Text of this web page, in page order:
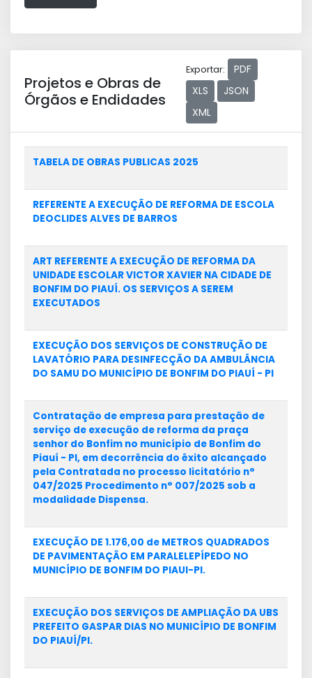
Projetos e Obras de
Órgãos e Endidades
Exportar:
PDF
XLS
JSON
XML
TABELA DE OBRAS PUBLICAS 2025
REFERENTE A EXECUÇÃO DE REFORMA DE ESCOLA
DEOCLIDES ALVES DE BARROS
ART REFERENTE A EXECUÇÃO DE REFORMA DA
UNIDADE ESCOLAR VICTOR XAVIER NA CIDADE DE
BONFIM DO PIAUÍ. OS SERVIÇOS A SEREM
EXECUTADOS
EXECUÇÃO DOS SERVIÇOS DE CONSTRUÇÃO DE
LAVATÓRIO PARA DESINFECÇÃO DA AMBULÂNCIA
DO SAMU DO MUNICÍPIO DE BONFIM DO PIAUÍ - PI
Contratação de empresa para prestação de
serviço de execução de reforma da praça
senhor do Bonfim no município de Bonfim do
Piauí - PI, em decorrência do êxito alcançado
pela Contratada no processo licitatório n°
047/2025 Procedimento n° 007/2025 sob a
modalidade Dispensa.
EXECUÇÃO DE 1.176,00 de METROS QUADRADOS
DE PAVIMENTAÇÃO EM PARALELEPÍPEDO NO
MUNICÍPIO DE BONFIM DO PIAUI-PI.
EXECUÇÃO DOS SERVIÇOS DE AMPLIAÇÃO DA UBS
PREFEITO GASPAR DIAS NO MUNICÍPIO DE BONFIM
DO PIAUÍ/PI.